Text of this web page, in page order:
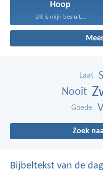
Hoop
Dit is mijn besluit...
Laat
Nooit
Goede
Zoek
Bijbeltekst van de dag